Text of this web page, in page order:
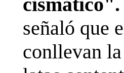
señaló que
conllevan